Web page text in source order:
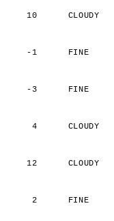
10      CLOUDY
-1      FINE
-3      FINE
4      CLOUDY
12      CLOUDY
2      FINE